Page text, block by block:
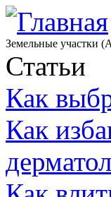
Земельные участки
Статьи
Как
Как